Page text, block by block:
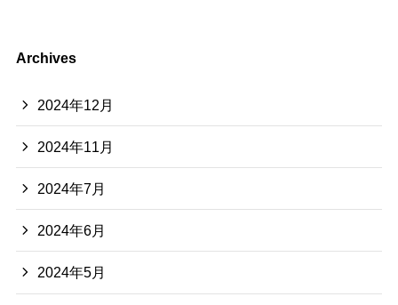
Archives
2024年12月
2024年11月
2024年7月
2024年6月
2024年5月